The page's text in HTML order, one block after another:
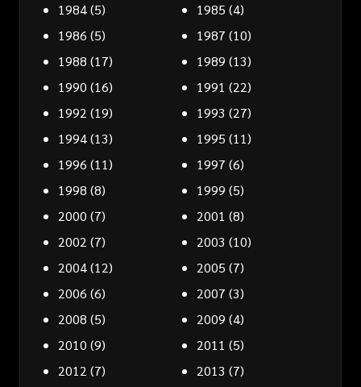
1984(5) 1985 (4)
1986 (5) 1987 (10)
1988 (17) 1989 (13)
1990 (16) 1991 (22)
1992 (19) 1993 (27)
1994(13) 1995 (11)
1996 (11) 1997 (6)
1998 (8) 1999 (5)
2000 (7) 2001 (8)
2002 (7) 2003 (10)
2004(12) 2005 (7)
2006 (6) 2007 (3)
2008 (5) 2009 (4)
2010 (9) 2011 (5)
2012 (7) 2013 (7)